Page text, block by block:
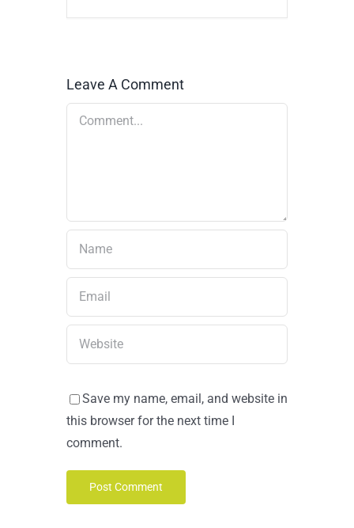
Leave A Comment
Comment
Save my name, email, and website in
this browser for the next time I
comment.